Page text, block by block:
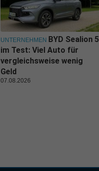
UNTERNEHMEN BYD Sealion 5
im Test: Viel Auto für
vergleichsweise wenig
Geld
07.08.2026